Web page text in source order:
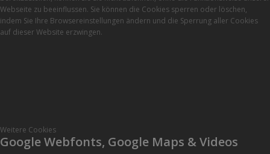
Webseite zu beeinflussen. Sie können die Cookies sperren oder löschen,
indem Sie Ihre Browsereinstellungen ändern und die Sperrung aller Cookies
auf dieser Website erzwingen.
Weitere Cookies
Google Webfonts, Google Maps & Videos